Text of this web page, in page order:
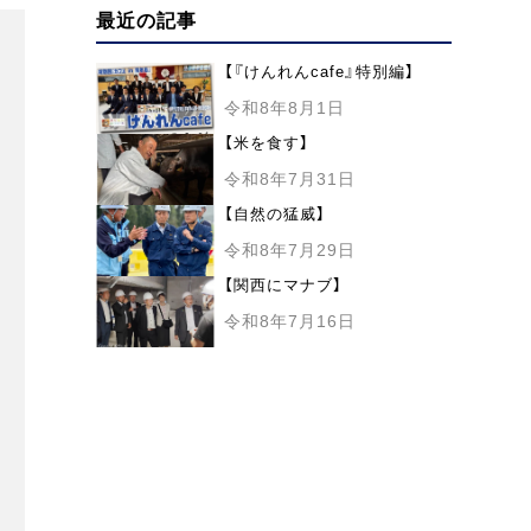
最近の記事
【『けんれんcafe』特別編】
令和8年8月1日
【米を食す】
令和8年7月31日
【自然の猛威】
令和8年7月29日
【関西にマナブ】
令和8年7月16日